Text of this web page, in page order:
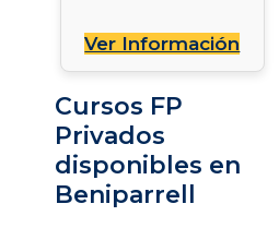
Ver Información
Cursos FP
Privados
disponibles en
Beniparrell